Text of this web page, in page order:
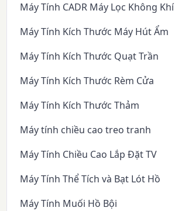
Máy Tính CADR Máy Lọc Không Khí
Máy Tính Kích Thước Máy Hút Ẩm
Máy Tính Kích Thước Quạt Trần
Máy Tính Kích Thước Rèm Cửa
Máy Tính Kích Thước Thảm
Máy tính chiều cao treo tranh
Máy Tính Chiều Cao Lắp Đặt TV
Máy Tính Thể Tích và Bạt Lót Hồ
Máy Tính Muối Hồ Bội